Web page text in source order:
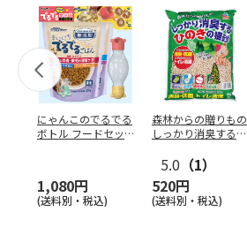
にゃんこのでるでる
ボトル フードセッ
1,080円
(送料別・税込)
森林からの贈りもの
しっかり消臭するひ
5.0 （1）
520円
(送料別・税込)